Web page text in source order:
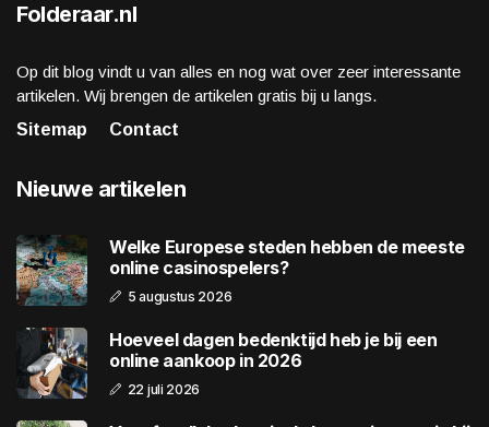
Folderaar.nl
Op dit blog vindt u van alles en nog wat over zeer interessante
artikelen. Wij brengen de artikelen gratis bij u langs.
Sitemap
Contact
Nieuwe artikelen
Welke Europese steden hebben de meeste
online casinospelers?
5 augustus 2026
Hoeveel dagen bedenktijd heb je bij een
online aankoop in 2026
22 juli 2026